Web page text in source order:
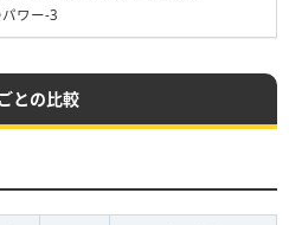
ワー-3
との比較